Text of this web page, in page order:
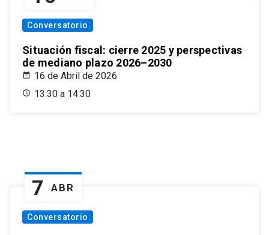
Conversatorio
Situación fiscal: cierre 2025 y perspectivas
de mediano plazo 2026–2030
16 de Abril de 2026
13:30 a 14:30
7 ABR
Conversatorio